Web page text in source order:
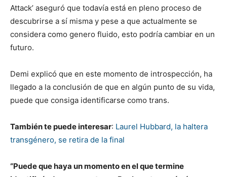
Attack’ aseguró que todavía está en pleno proceso de
descubrirse a sí misma y pese a que actualmente se
considera como genero fluido, esto podría cambiar en un
futuro.
Demi explicó que en este momento de introspección, ha
llegado a la conclusión de que en algún punto de su vida,
puede que consiga identificarse como trans.
También te puede interesar: Laurel Hubbard, la haltera
transgénero, se retira de la final
“Puede que haya un momento en el que termine